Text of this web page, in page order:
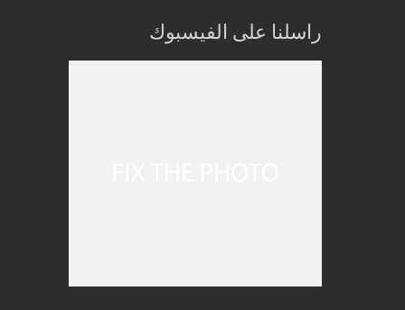
راسلنا على الفيسبوك